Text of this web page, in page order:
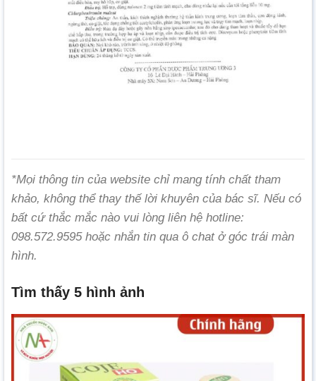
*Mọi thông tin của website chỉ mang tính chất tham
khảo, không thể thay thế lời khuyên của bác sĩ. Nếu có
bất cứ thắc mắc nào vui lòng liên hệ hotline:
098.572.9595 hoặc nhắn tin qua ô chat ở góc trái màn
hình.
Tìm thấy 5 hình ảnh